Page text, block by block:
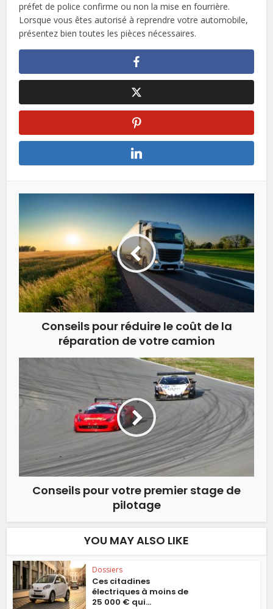
préfet de police confirme ou non la mise en fourrière.
Lorsque vous êtes autorisé à reprendre votre automobile,
présentez bien toutes les pièces nécessaires.
Conseils pour réduire le coût de la
réparation de votre camion
Conseils pour votre premier stage de
pilotage
YOU MAY ALSO LIKE
Dossiers
Ces citadines
électriques à moins de
25 000 € qui...